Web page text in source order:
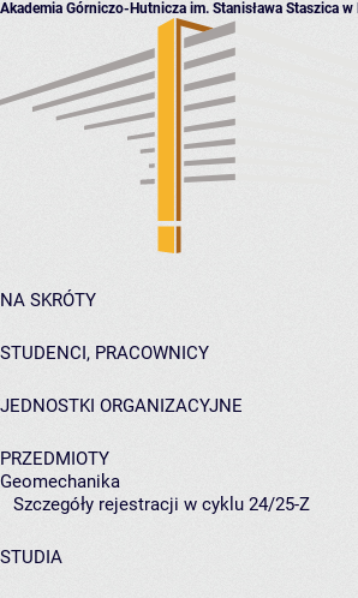
Akademia Górniczo-Hutnicza im. Stanisława Staszica w
NA SKRÓTY
STUDENCI, PRACOWNICY
JEDNOSTKI ORGANIZACYJNE
PRZEDMIOTY
Geomechanika
Szczegóły rejestracji w cyklu 24/25-Z
STUDIA